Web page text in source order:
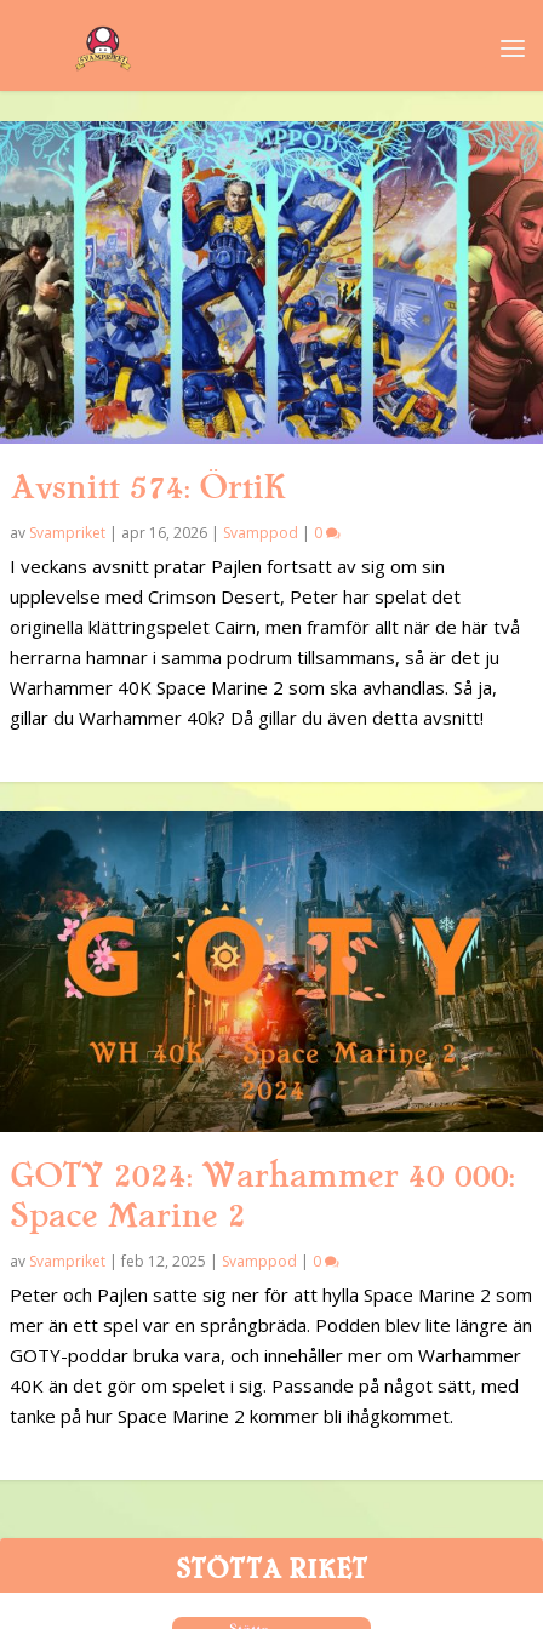
Avsnitt 574: ÖrtiK
av Svampriket | apr 16, 2026 | Svamppod | 0
I veckans avsnitt pratar Pajlen fortsatt av sig om sin
upplevelse med Crimson Desert, Peter har spelat det
originella klättringspelet Cairn, men framför allt när de här två
herrarna hamnar i samma podrum tillsammans, så är det ju
Warhammer 40K Space Marine 2 som ska avhandlas. Så ja,
gillar du Warhammer 40k? Då gillar du även detta avsnitt!
GOTY 2024: Warhammer 40 000:
Space Marine 2
av Svampriket feb 12, 2025 Svamppod 0
Peter och Pajlen satte sig ner för att hylla Space Marine 2 som
mer än ett spel var en språngbräda. Podden blev lite längre än
GOTY-poddar bruka vara, och innehåller mer om Warhammer
40K än det gör om spelet i sig. Passande på något sätt, med
tanke på hur Space Marine 2 kommer bli ihågkommet.
STÖTTA RIKET